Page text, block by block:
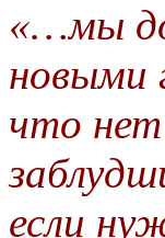
«…мы
новыми
что
если